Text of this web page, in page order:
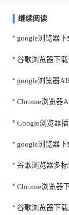
继续阅读
google浏览器
谷歌浏览器下
google浏览器
Chrome浏览器
Google浏览器
google浏览器
谷歌浏览器多
Chrome浏览器
谷歌浏览器下